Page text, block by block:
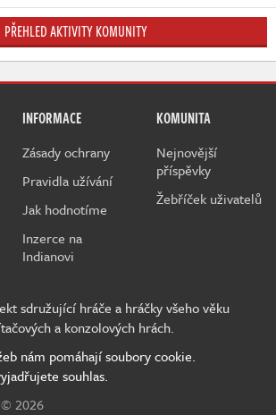
PŘEHLED AKTIVITY KOMUNITY
INFORMACE
Zásady ochrany
Pravidla užívání
Jak hodnotíme
Inzerce na
Indianovi
KOMUNITA
Nejnovější
příspěvky
Žebříček uživatelů
sdružující hráče a hráčky všeho věku
a konzolových hrách.
nám pomáhají soubory cookie.
souhlas.
© 2026